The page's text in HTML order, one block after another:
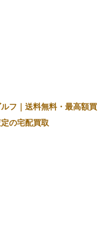
フ｜送料無料・最高額買
の宅配買取